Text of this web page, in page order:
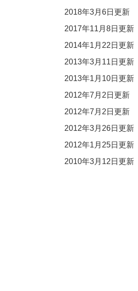
2018年3月6日更新
2017年11月8日更新
2014年1月22日更新
2013年3月11日更新
2013年1月10日更新
2012年7月2日更新
2012年7月2日更新
2012年3月26日更新
2012年1月25日更新
2010年3月12日更新